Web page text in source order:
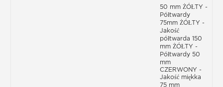
50 mm ŻÓŁTY -
Półtwardy
75mm ŻÓŁTY -
Jakość
półtwarda 150
mm ŻÓŁTY -
Półtwardy 50
mm
CZERWONY -
Jakość miękka
75 mm